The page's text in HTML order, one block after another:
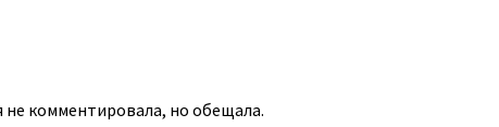
комментировала, но обещала.